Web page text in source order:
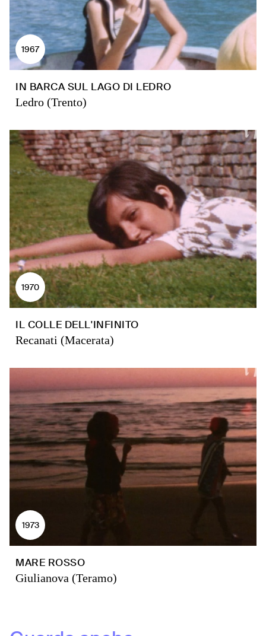
1967
IN BARCA SUL LAGO DI LEDRO
Ledro (Trento)
1970
IL COLLE DELL'INFINITO
Recanati (Macerata)
1973
MARE ROSSO
Giulianova (Teramo)